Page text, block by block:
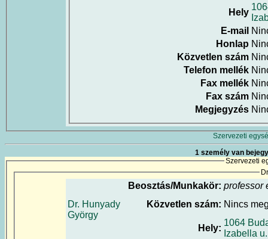
Hely
E-mail
Honlap
Közvetlen szám
Telefon mellék
Fax mellék
Fax szám
Megjegyzés
Szervezeti
1 személy van
Szervezeti
Dr. Hunyady
György
Beosztás/Munkakör: professor
Közvetlen szám: Nincs
Hely:
1064
Izabella